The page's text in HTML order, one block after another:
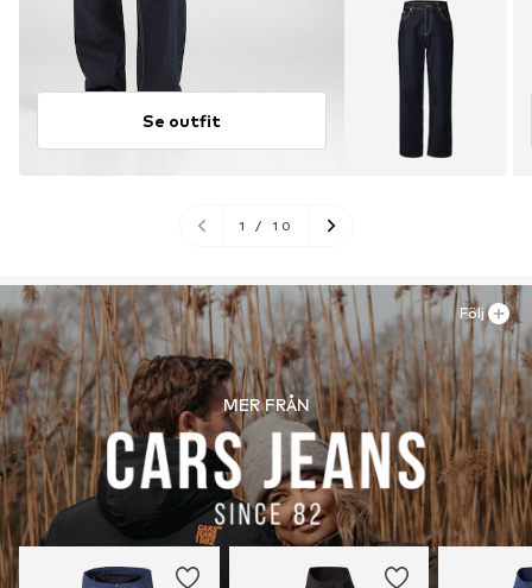
Se outfit
1 / 10
MER FRÅN
Följ